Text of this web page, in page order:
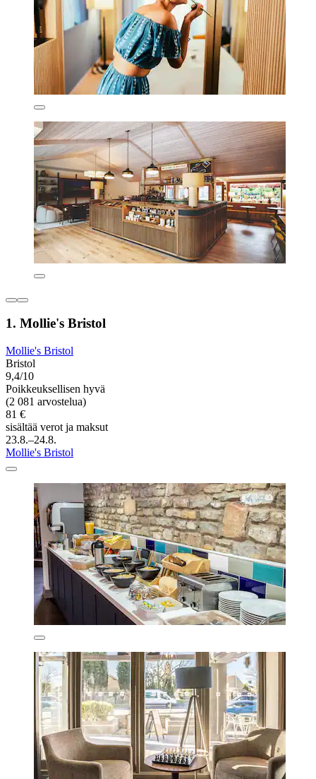
1. Mollie's Bristol
Mollie's Bristol
Bristol
9,4/10
Poikkeuksellisen hyvä
(2 081 arvostelua)
81 €
sisältää verot ja maksut
23.8.–24.8.
Mollie's Bristol